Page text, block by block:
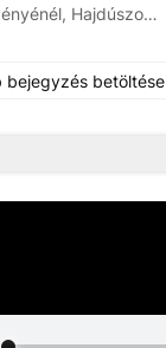
Hajdúszo…
bejegyzés betöltése